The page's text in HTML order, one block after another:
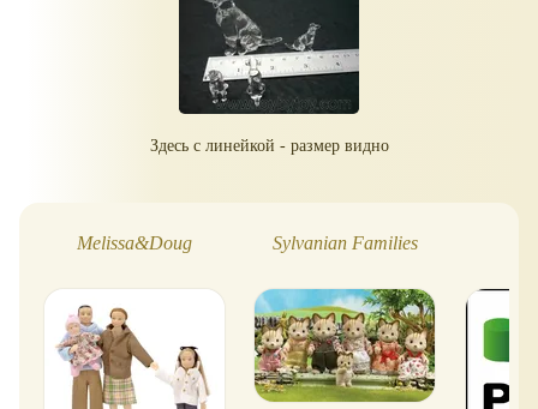
Здесь с линейкой - размер видно
Melissa&Doug Sylvanian Families